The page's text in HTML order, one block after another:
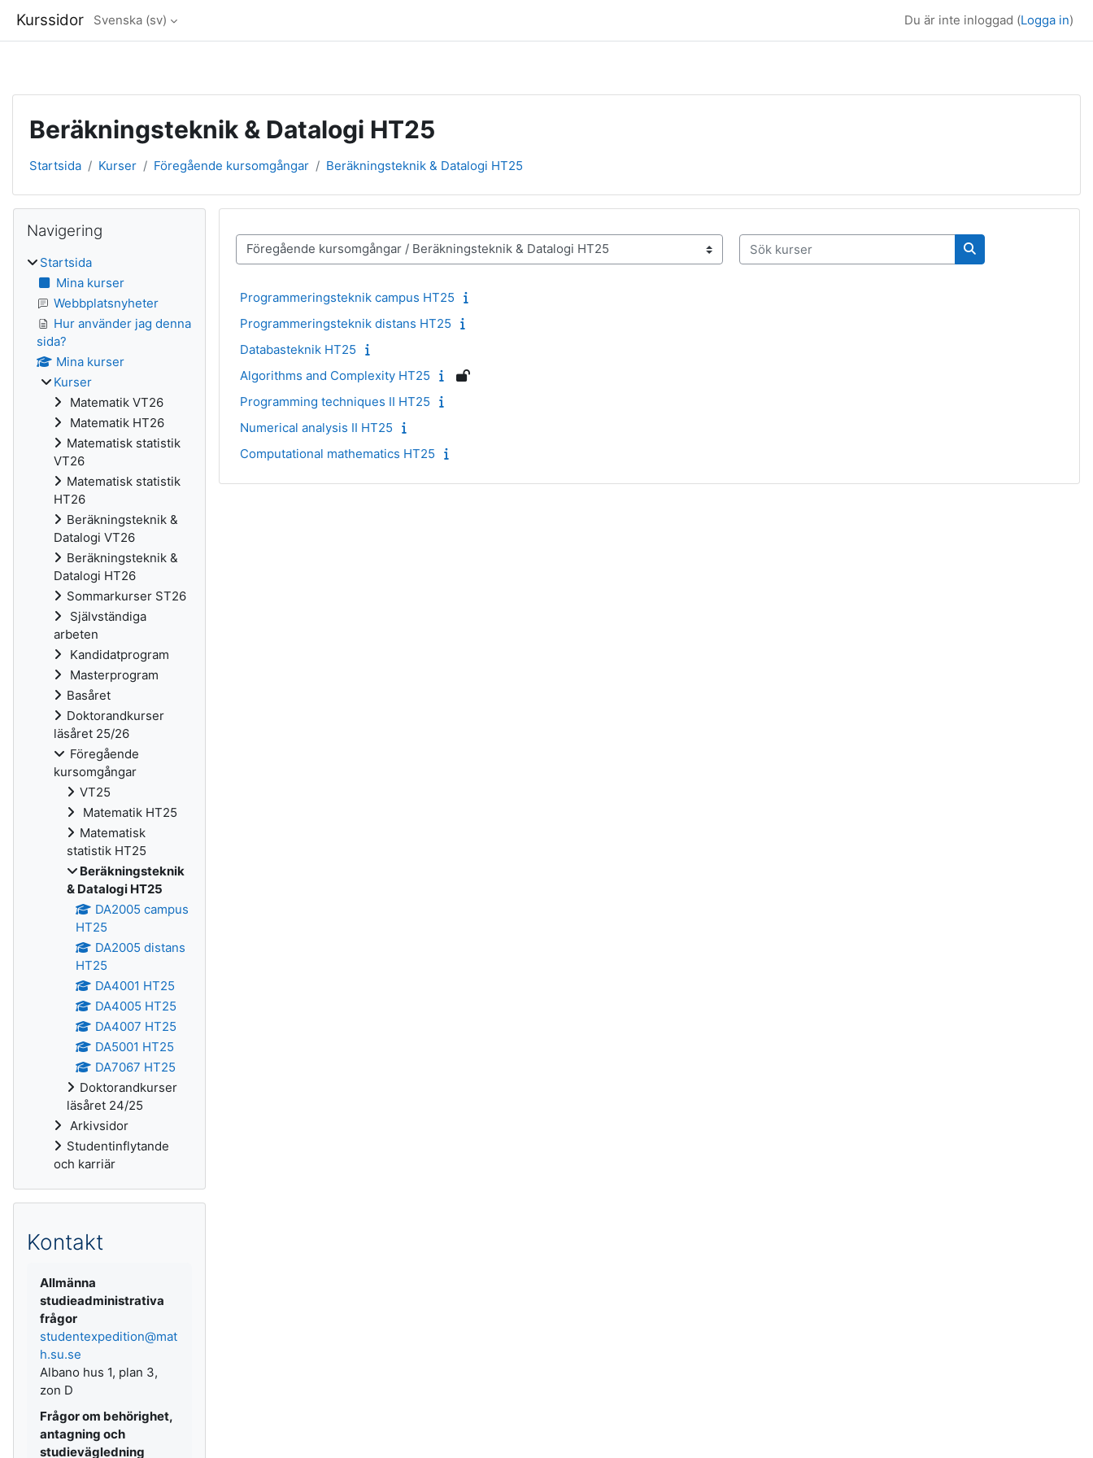
Kurssidor Svenska ‎(sv)‎ Du är inte inloggad (Logga in)
Beräkningsteknik & Datalogi HT25
Startsida Kurser Föregående kursomgångar Beräkningsteknik & Datalogi HT25
Kurskategorier
Sök kurser
Sök kurser
Programmeringsteknik campus HT25
Programmeringsteknik distans HT25
Databasteknik HT25
Algorithms and Complexity HT25
Programming techniques II HT25
Numerical analysis II HT25
Computational mathematics HT25
Block
Navigering
Startsida
Mina kurser
Webbplatsnyheter
Hur använder jag denna
sida?
Mina kurser
Kurser
Matematik VT26
Matematik HT26
Matematisk statistik
VT26
Matematisk statistik
HT26
Beräkningsteknik &
Datalogi VT26
Beräkningsteknik &
Datalogi HT26
Sommarkurser ST26
Självständiga
arbeten
Kandidatprogram
Masterprogram
Basåret
Doktorandkurser
läsåret 25/26
Föregående
kursomgångar
VT25
Matematik HT25
Matematisk
statistik HT25
Beräkningsteknik
& Datalogi HT25
DA2005 campus
HT25
DA2005 distans
HT25
DA4001 HT25
DA4005 HT25
DA4007 HT25
DA5001 HT25
DA7067 HT25
Doktorandkurser
läsåret 24/25
Arkivsidor
Studentinflytande
och karriär
Kontakt
Allmänna
studieadministrativa
frågor
studentexpedition@mat
h.su.se
Albano hus 1, plan 3,
zon D
Frågor om behörighet,
antagning och
studievägledning